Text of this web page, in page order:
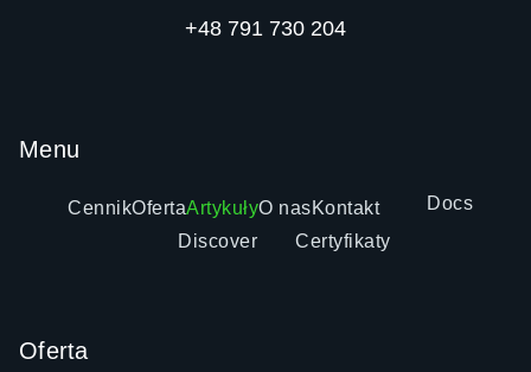
+48 791 730 204
Menu
CennikOfertaArtykułyO nasKontakt
Docs
Discover
Certyfikaty
Oferta